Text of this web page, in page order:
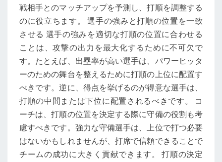
戦相手とのマッチアップを予測し、打順を調整する
のに役立ちます。 選手の強みと打順の位置を一致
させる 選手の強みを適切な打順の位置に合わせる
ことは、攻撃の出力を最大化するために不可欠で
す。たとえば、出塁率が高い選手は、パワーヒッタ
ーのための舞台を整えるために打順の上位に配置す
べきです。逆に、得点を挙げるのが得意な選手は、
打順の中間または下位に配置されるべきです。 コ
ーチは、打順の位置を決定する際に守備の役割も考
慮すべきです。強力な守備選手は、上位で打つ必要
はないかもしれませんが、打席で信頼できることで
チームの成功に大きく貢献できます。 打順の決定